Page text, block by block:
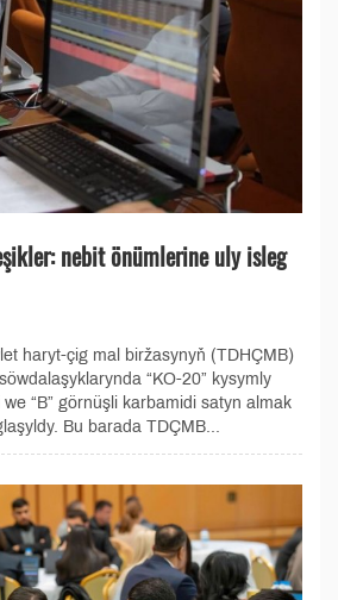
nebit önümlerine uly isleg
haryt-çig mal biržasynyň (TDHÇMB)
“KO-20” kysymly
“B” görnüşli karbamidi satyn almak
Bu barada TDÇMB...